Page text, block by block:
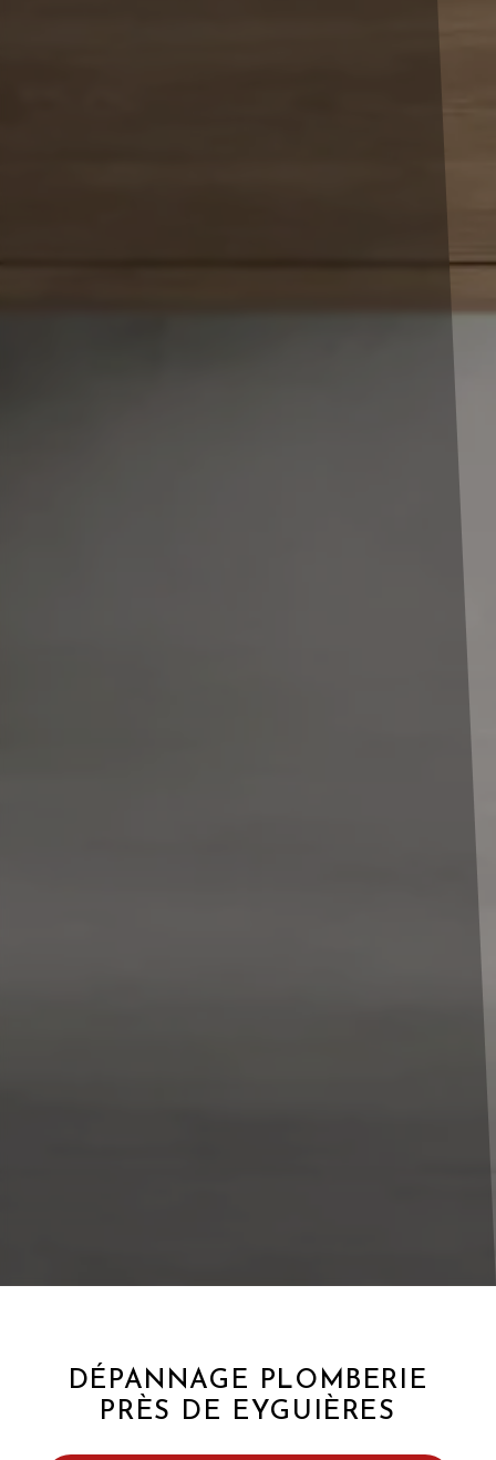
DÉPANNAGE PLOMBERIE
PRÈS DE EYGUIÈRES